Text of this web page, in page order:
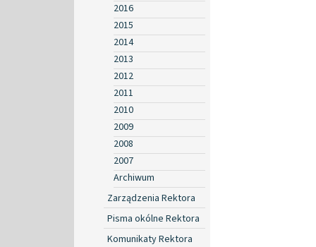
2016
2015
2014
2013
2012
2011
2010
2009
2008
2007
Archiwum
Zarządzenia Rektora
Pisma okólne Rektora
Komunikaty Rektora